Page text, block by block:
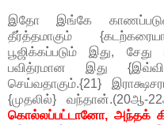
இதோ இங்கே
தீர்த்தமாகும்
பூஜிக்கப்படும் இது,
பவித்ரமான இது
செய்வதாகும்.{21}
{முதலில்} வந்தான்.(20ஆ-
கொல்லப்பட்டானோ, அந்தக்